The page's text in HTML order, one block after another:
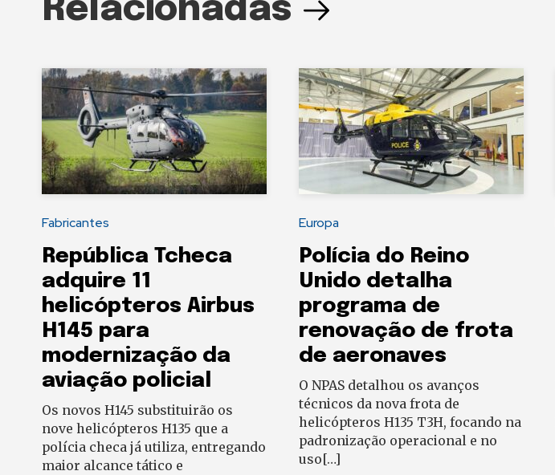
Relacionadas
Fabricantes
República Tcheca
adquire 11
helicópteros Airbus
H145 para
modernização da
aviação policial
Os novos H145 substituirão os
nove helicópteros H135 que a
polícia checa já utiliza, entregando
maior alcance tático e
Europa
Polícia do Reino
Unido detalha
programa de
renovação de frota
de aeronaves
O NPAS detalhou os avanços
técnicos da nova frota de
helicópteros H135 T3H, focando na
padronização operacional e no
uso[…]